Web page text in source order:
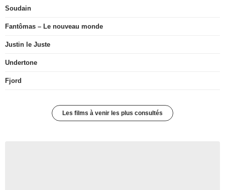
Soudain
Fantômas – Le nouveau monde
Justin le Juste
Undertone
Fjord
Les films à venir les plus consultés